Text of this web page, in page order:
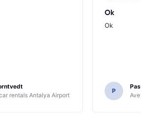
rentals Antalya Airport
Ok
Ok
P
Avec